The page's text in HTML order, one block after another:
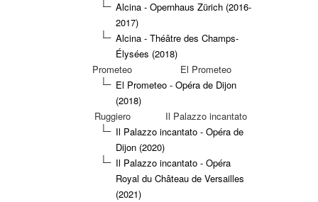
Alcina - Opernhaus Zürich (2016-
2017)
Alcina - Théâtre des Champs-
Élysées (2018)
Prometeo
El Prometeo
El Prometeo - Opéra de Dijon
(2018)
Ruggiero
Il Palazzo incantato
Il Palazzo incantato - Opéra de
Dijon (2020)
Il Palazzo incantato - Opéra
Royal du Château de Versailles
(2021)